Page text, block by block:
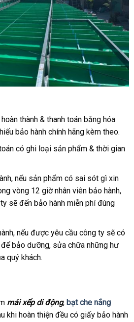
thành & thanh toán bằng hóa
bảo hành chính hãng kèm theo.
có ghi loại sản phẩm & thời gian
nếu sản phẩm có sai sót gì xin
vòng 12 giờ nhân viên bảo hành,
sẽ đến bảo hành miễn phí đúng
nếu được yêu cầu công ty sẽ có
bảo dưỡng, sửa chữa những hư
quý khách.
mái xếp di động, bạt che nắng
khi hoàn thiện đều có giấy bảo hành